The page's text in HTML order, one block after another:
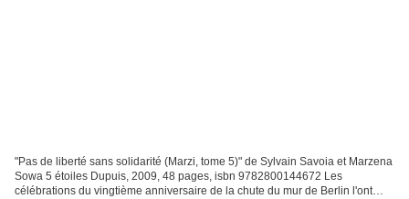
"Pas de liberté sans solidarité (Marzi, tome 5)" de Sylvain Savoia et Marzena
Sowa 5 étoiles Dupuis, 2009, 48 pages, isbn 9782800144672 Les
célébrations du vingtième anniversaire de la chute du mur de Berlin l'ont